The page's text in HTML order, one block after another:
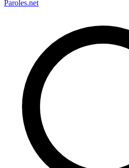
Paroles.net